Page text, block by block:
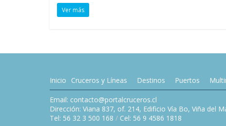
Ver más
Inicio Cruceros y Líneas Destinos Puertos
Email: contacto@portalcruceros.cl
Dirección: Viana 837, of. 214, Edificio Vía Bo, Viña del
Tel: 56 32 3 500 168 / Cel: 56 9 4586 1818